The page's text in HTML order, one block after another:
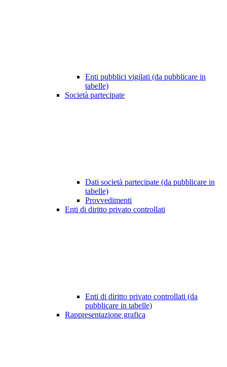
Enti pubblici vigilati (da pubblicare in
tabelle)
Società partecipate
Dati società partecipate (da pubblicare in
tabelle)
Provvedimenti
Enti di diritto privato controllati
Enti di diritto privato controllati (da
pubblicare in tabelle)
Rappresentazione grafica